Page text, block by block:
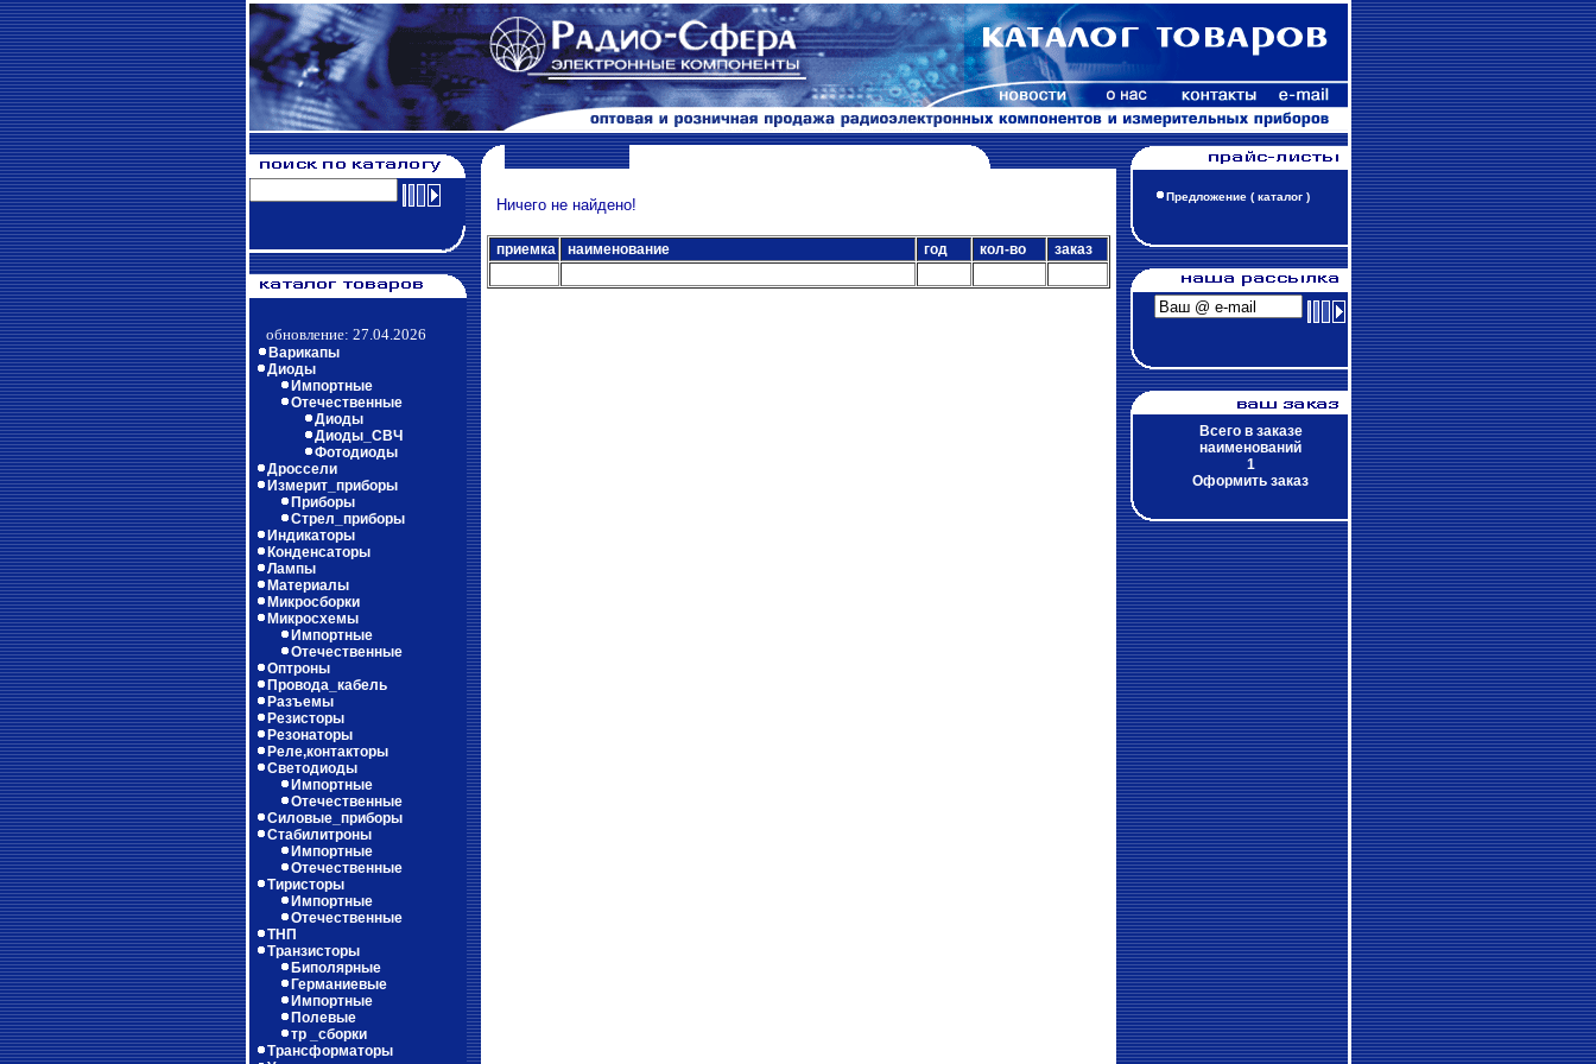
обновление: 27.04.2026
Варикапы
Диоды
Импортные
Отечественные
Диоды
Диоды_СВЧ
Фотодиоды
Дроссели
Измерит_приборы
Приборы
Стрел_приборы
Индикаторы
Конденсаторы
Лампы
Материалы
Микросборки
Микросхемы
Импортные
Отечественные
Оптроны
Провода_кабель
Разъемы
Резисторы
Резонаторы
Реле,контакторы
Светодиоды
Импортные
Отечественные
Силовые_приборы
Стабилитроны
Импортные
Отечественные
Тиристоры
Импортные
Отечественные
ТНП
Транзисторы
Биполярные
Германиевые
Импортные
Полевые
тр _сборки
Трансформаторы
Предложение ( каталог )
Всего в заказе
наименований
1
Оформить заказ
Ничего не найдено!
приемка наименование год кол-во заказ